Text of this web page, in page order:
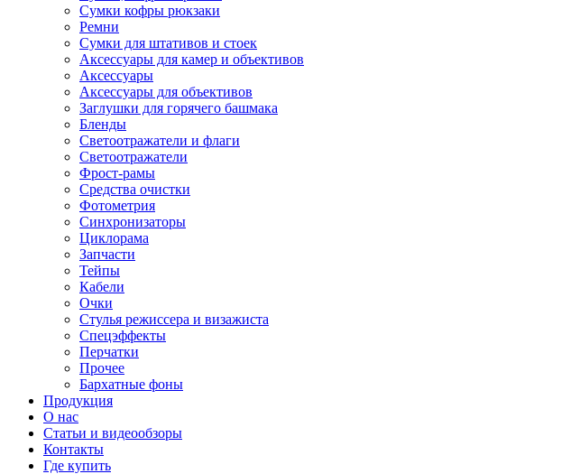
Сумки кофры рюкзаки
Ремни
Сумки для штативов и стоек
Аксессуары для камер и объективов
Аксессуары
Аксессуары для объективов
Заглушки для горячего башмака
Бленды
Светоотражатели и флаги
Светоотражатели
Фрост-рамы
Средства очистки
Фотометрия
Синхронизаторы
Циклорама
Запчасти
Тейпы
Кабели
Очки
Стулья режиссера и визажиста
Спецэффекты
Перчатки
Прочее
Бархатные фоны
Продукция
О нас
Статьи и видеообзоры
Контакты
Где купить